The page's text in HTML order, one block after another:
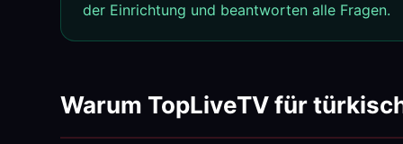
der Einrichtung und beantworten alle Fragen.
Warum TopLiveTV für